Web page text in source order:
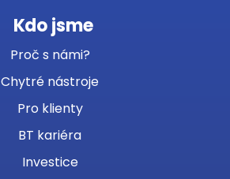
Kdo jsme
Proč s námi?
Chytré nástroje
Pro klienty
BT kariéra
Investice